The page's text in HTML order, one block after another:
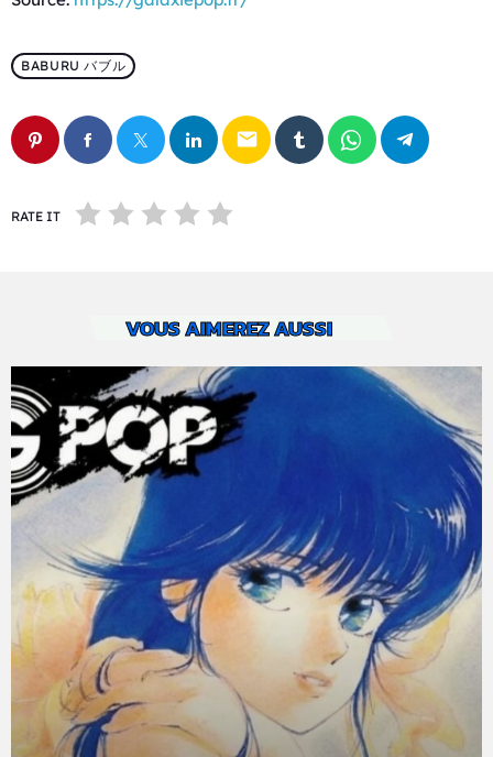
BABURU バブル
email
RATE IT
VOUS AIMEREZ AUSSI